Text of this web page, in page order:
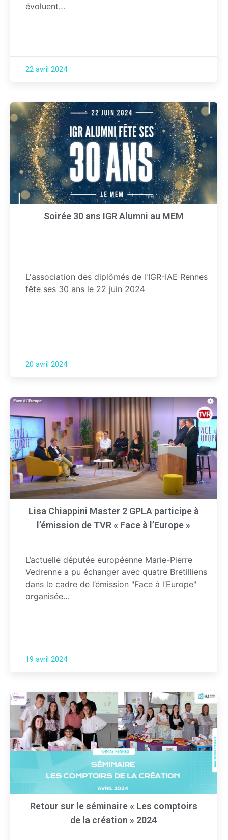
évoluent…
22 avril 2024
Soirée 30 ans IGR Alumni au MEM
L'association des diplômés de l'IGR-IAE Rennes
fête ses 30 ans le 22 juin 2024
20 avril 2024
Lisa Chiappini Master 2 GPLA participe à
l’émission de TVR « Face à l’Europe »
L’actuelle députée européenne Marie-Pierre
Vedrenne a pu échanger avec quatre Bretilliens
dans le cadre de l’émission "Face à l’Europe"
organisée…
19 avril 2024
Retour sur le séminaire « Les comptoirs
de la création » 2024